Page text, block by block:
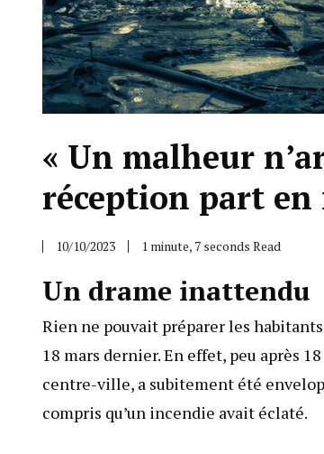
« Un malheur
réception part en
10/10/2023 1 minute, 7 seconds Read
Un drame inattendu
Rien ne pouvait préparer les
18 mars dernier. En effet, peu après
centre-ville, a subitement été
compris qu’un incendie avait éclaté.